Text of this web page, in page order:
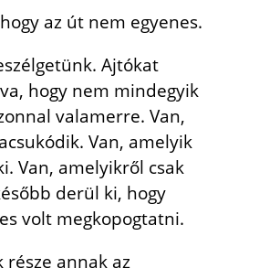
az út nem egyenes.
Ajtókat
hogy nem mindegyik
valamerre. Van,
Van, amelyik
Van, amelyikről csak
derül ki, hogy
volt megkopogtatni.
része annak az